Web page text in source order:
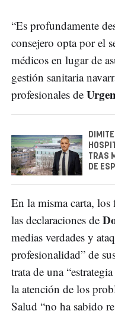
“Es profundamente
consejero opta por el
médicos en lugar de
gestión sanitaria
profesionales de
TRAS
DE
En la misma carta,
las declaraciones de
medias verdades y
profesionalidad” de
trata de una
la atención de los
Salud “no ha sabido